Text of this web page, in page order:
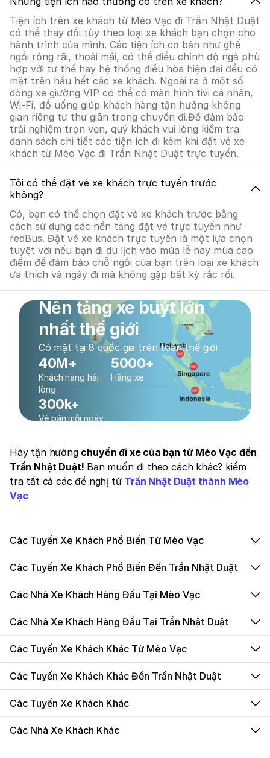
Tiện ích trên xe khách từ Mèo Vạc đi Trần Nhật Duật
có thể thay đổi tùy theo loại xe khách bạn chọn cho
hành trình của mình. Các tiện ích cơ bản như ghế
ngồi rộng rãi, thoải mái, có thể điều chỉnh độ ngả phù
hợp với tư thế hay hệ thống điều hòa hiện đại đều có
mặt trên hầu hết các xe khách. Ngoài ra ở một số
dòng xe giường VIP có thể có màn hình tivi cá nhân,
Wi-Fi, đồ uống giúp khách hàng tận hưởng không
gian riêng tư thư giãn trong chuyến đi.Để đảm bảo
trải nghiệm trọn vẹn, quý khách vui lòng kiểm tra
danh sách chi tiết các tiện ích đi kèm khi đặt vé xe
khách từ Mèo Vạc đi Trần Nhật Duật trực tuyến.
Tôi có thể đặt vé xe khách trực tuyến trước
không?
Có, bạn có thể chọn đặt vé xe khách trước bằng
cách sử dụng các nền tảng đặt vé trực tuyến như
redBus. Đặt vé xe khách trực tuyến là một lựa chọn
tuyệt vời nếu bạn đi du lịch vào mùa lễ hay mùa cao
điểm để đảm bảo chỗ ngồi của bạn trên loại xe khách
ưa thích và ngày đi mà không gặp bất kỳ rắc rối.
Nền tảng xe buýt lớn
nhất thế giới
Có mặt tại 8 quốc gia trên toàn thế giới
40M+
Khách hàng hài
lòng
5000+
Hãng xe
300k+
Vé bán mỗi ngày
Hãy tận hưởng chuyến đi xe của bạn từ Mèo Vạc đến
Trần Nhật Duật! Bạn muốn đi theo cách khác? kiểm
tra tất cả các đề nghị từ Trần Nhật Duật thành Mèo
Vạc
Các Tuyến Xe Khách Phổ Biến Từ Mèo Vạc
Các Tuyến Xe Khách Phổ Biến Đến Trần Nhật Duật
Các Nhà Xe Khách Hàng Đầu Tại Mèo Vạc
Các Nhà Xe Khách Hàng Đầu Tại Trần Nhật Duật
Các Tuyến Xe Khách Khác Từ Mèo Vạc
Các Tuyến Xe Khách Khác Đến Trần Nhật Duật
Các Tuyến Xe Khách Khác
Các Nhà Xe Khách Khác